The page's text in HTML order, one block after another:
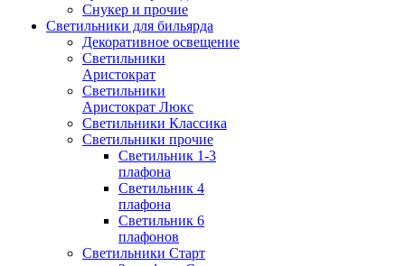
Снукер и прочие
Светильники для бильярда
Декоративное освещение
Светильники
Аристократ
Светильники
Аристократ Люкс
Светильники Классика
Светильники прочие
Светильник 1-3
плафона
Светильник 4
плафона
Светильник 6
плафонов
Светильники Старт